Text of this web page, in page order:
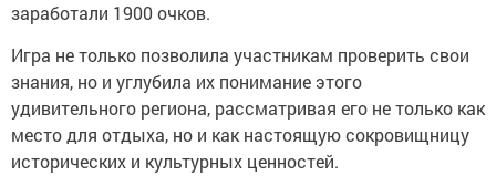
заработали 1900 очков.
Игра не только позволила участникам проверить свои
знания, но и углубила их понимание этого
удивительного региона, рассматривая его не только как
место для отдыха, но и как настоящую сокровищницу
исторических и культурных ценностей.